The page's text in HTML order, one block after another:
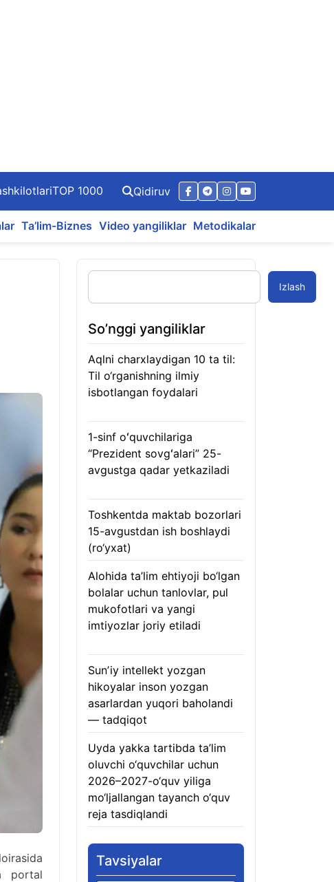
TOP 1000 Qidiruv
Ta’lim-Biznes Video yangiliklar Metodikalar
portal
Izlash
So’nggi yangiliklar
Aqlni charxlaydigan 10 ta til:
Til o‘rganishning ilmiy
isbotlangan foydalari
1-sinf oʻquvchilariga
“Prezident sovgʻalari” 25-
avgustga qadar yetkaziladi
Toshkentda maktab bozorlari
15-avgustdan ish boshlaydi
(ro‘yxat)
Alohida ta’lim ehtiyoji bo‘lgan
bolalar uchun tanlovlar, pul
mukofotlari va yangi
imtiyozlar joriy etiladi
Sunʼiy intellekt yozgan
hikoyalar inson yozgan
asarlardan yuqori baholandi
— tadqiqot
Uyda yakka tartibda ta’lim
oluvchi o‘quvchilar uchun
2026–2027-o‘quv yiliga
mo‘ljallangan tayanch o‘quv
reja tasdiqlandi
Tavsiyalar